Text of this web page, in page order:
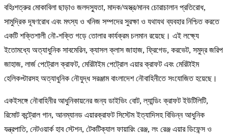
বহিঃশত্রুর মোকাবিলা ছাড়াও জলদস্যুতা, মাদক/অস্ত্র/মানব চোরাচালান প্রতিরোধ,
সামুদ্রিক দূষণরোধ এবং মৎস্য ও খনিজ সম্পদের সুরক্ষা ও যথাযথ ব্যবহার নিশ্চিত করতে
একটি শক্তিশালী নৌ-শক্তি গড়ে তোলার কার্যক্রম চলমান রয়েছে। এই লক্ষ্যে
ইতোমধ্যে অত্যাধুনিক সাবমেরিন, ক্যাসল ক্লাস জাহাজ, ফ্রিগেড, করভেট, সমুদ্র জরিপ
জাহাজ, লার্জ পেট্রোল ক্রাফট, মেরিটাইম পেট্রোল এয়ার ক্রাফট এবং মেরিটাইম
হেলিকপ্টারসহ অত্যাধুনিক নৌযুদ্ধ সরঞ্জাম বাংলাদেশ নৌবাহিনীতে সংযোজিত হয়েছে।
একইসঙ্গে নৌবাহিনীর আধুনিকায়নের জন্য ডাইভিং বোট, ল্যান্ডিং ক্রাফট ইউটিলিটি,
রিমোট কন্ট্রোল গান, আনম্যানড এয়ারক্রাফট সিস্টেম ইত্যাদিসহ বিভিন্ন আধুনিক
যন্ত্রপাতি, নেটওয়ার্ক হাব স্টেশন, টেকটিক্যাল ফায়ারিং রেঞ্জ, লং রেঞ্জ এয়ার ডিফেন্স ও